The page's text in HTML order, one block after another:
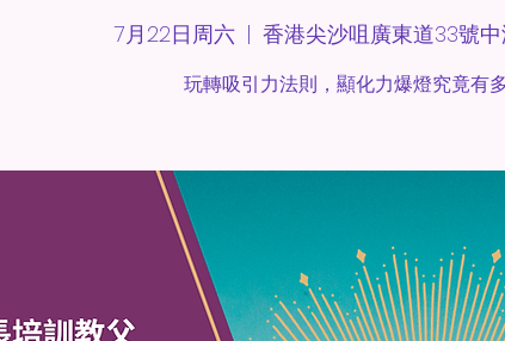
7月22日周六
  |
香港尖沙咀廣東道33號中
玩轉吸引力法則，顯化力爆燈究竟有